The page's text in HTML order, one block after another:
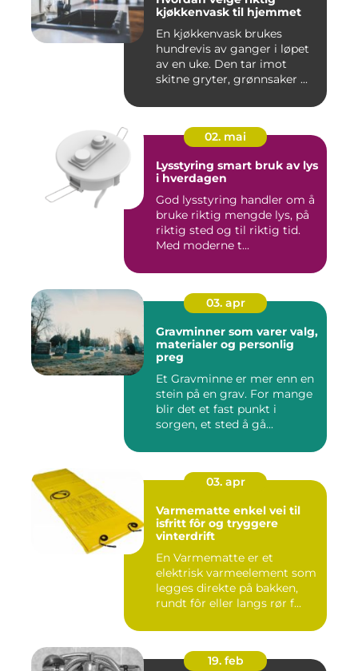
kjøkkenvask til hjemmet
En kjøkkenvask brukes
hundrevis av ganger i løpet
av en uke. Den tar imot
skitne gryter, grønnsaker ...
02. mai
Lysstyring smart bruk av lys
i hverdagen
God lysstyring handler om å
bruke riktig mengde lys, på
riktig sted og til riktig tid.
Med moderne t...
03. apr
Gravminner som varer valg,
materialer og personlig
preg
Et Gravminne er mer enn en
stein på en grav. For mange
blir det et fast punkt i
sorgen, et sted å gå...
03. apr
Varmematte enkel vei til
isfritt fôr og tryggere
vinterdrift
En Varmematte er et
elektrisk varmeelement som
legges direkte på bakken,
rundt fôr eller langs rør f...
19. feb